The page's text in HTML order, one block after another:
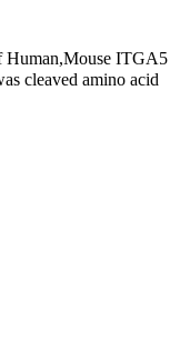
Human,Mouse ITGA5
cleaved amino acid